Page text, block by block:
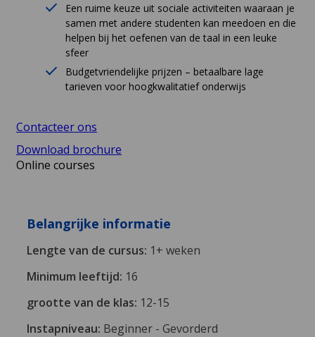
Belangrijke informatie
Lengte van de cursus: 1+ weken
Minimum leeftijd: 16
grootte van de klas: 12-15
Instapniveau: Beginner - Gevorderd
Een ruime keuze uit sociale activiteiten waaraan je
samen met andere studenten kan meedoen en die
helpen bij het oefenen van de taal in een leuke
sfeer
Budgetvriendelijke prijzen – betaalbare lage
tarieven voor hoogkwalitatief onderwijs
Contacteer ons
Download brochure
Online courses